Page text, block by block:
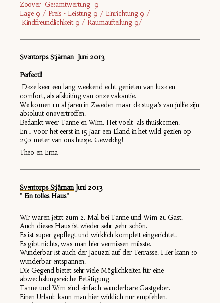
Zoover Gesamtwertung 9
Lage 9 / Preis - Leistung 9 / Einrichtung 9 /
Kindfreundlichkeit 9 / Raumaufteilung 9/
Sventorps Stjärnan Juni 2013
Perfect!!
Deze keer een lang weekend echt genieten van luxe en
comfort, als afsluiting van onze vakantie.
We komen nu al jaren in Zweden maar de stuga’s van jullie zijn
absoluut onovertroffen.
Bedankt weer Tanne en Wim. Het voelt als thuiskomen.
En… voor het eerst in 15 jaar een Eland in het wild gezien op
250 meter van ons huisje. Geweldig!
Theo en Erna
Sventorps Stjärnan Juni 2013
" Ein tolles Haus"
Wir waren jetzt zum 2. Mal bei Tanne und Wim zu Gast.
Auch dieses Haus ist wieder sehr ,sehr schön.
Es ist super gepflegt und wirklich komplett eingerichtet.
Es gibt nichts, was man hier vermissen müsste.
Wunderbar ist auch der Jacuzzi auf der Terrasse. Hier kann so
wunderbar entspannen.
Die Gegend bietet sehr viele Möglichkeiten für eine
abwechslungsreiche Betätigung.
Tanne und Wim sind einfach wunderbare Gastgeber.
Einen Urlaub kann man hier wirklich nur empfehlen.